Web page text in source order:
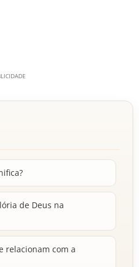
de Deus na
relacionam com a